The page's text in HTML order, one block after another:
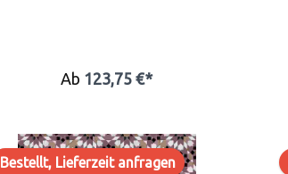
Ab 123,75 €*
Bestellt, Lieferzeit anfragen